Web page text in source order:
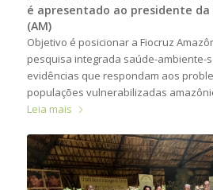
é apresentado ao presidente da
(AM)
Objetivo é posicionar a Fiocruz
pesquisa integrada saúde-ambiente-
evidências que respondam aos
populações vulnerabilizadas
Leia mais